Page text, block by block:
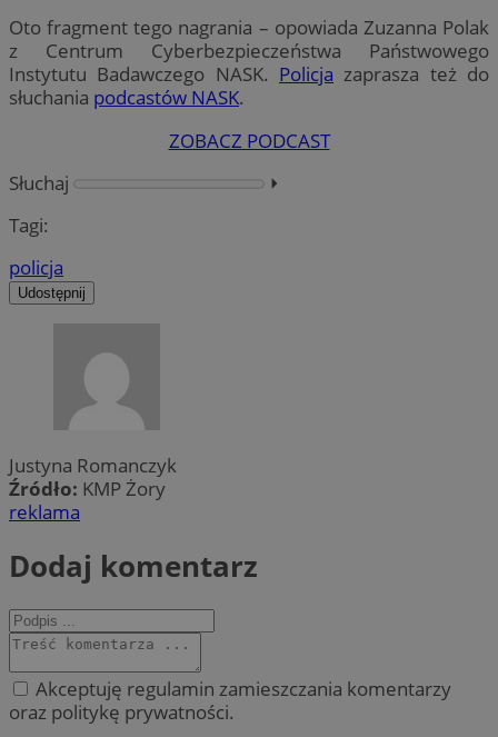
Oto fragment tego nagrania – opowiada Zuzanna Polak
z Centrum Cyberbezpieczeństwa Państwowego
Instytutu Badawczego NASK. Policja zaprasza też do
słuchania podcastów NASK.
ZOBACZ PODCAST
Słuchaj
⏵︎
Tagi:
policja
Udostępnij
Justyna Romanczyk
Źródło: KMP Żory
reklama
Dodaj komentarz
Akceptuję regulamin zamieszczania komentarzy
oraz politykę prywatności.